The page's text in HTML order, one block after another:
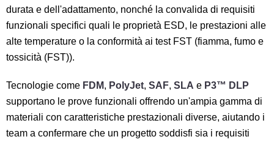
durata e dell'adattamento, nonché la convalida di requisiti
funzionali specifici quali le proprietà ESD, le prestazioni alle
alte temperature o la conformità ai test FST (fiamma, fumo e
tossicità (FST)).
Tecnologie come FDM, PolyJet, SAF, SLA e P3™ DLP
supportano le prove funzionali offrendo un'ampia gamma di
materiali con caratteristiche prestazionali diverse, aiutando i
team a confermare che un progetto soddisfi sia i requisiti